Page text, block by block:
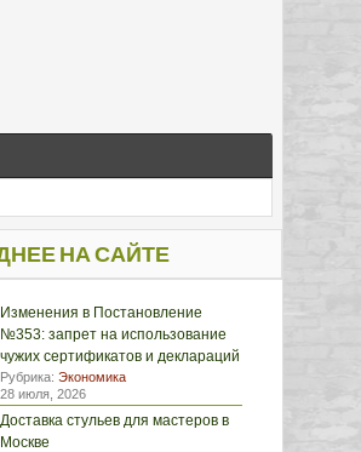
НА САЙТЕ
Изменения в Постановление
№353: запрет на использование
чужих сертификатов и деклараций
Рубрика: Экономика
28 июля, 2026
Доставка стульев для мастеров в
Москве